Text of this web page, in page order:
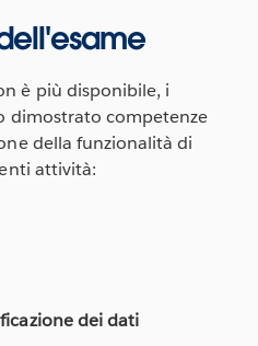
è più disponibile, i
dimostrato competenze
della funzionalità di
attività:
dei dati